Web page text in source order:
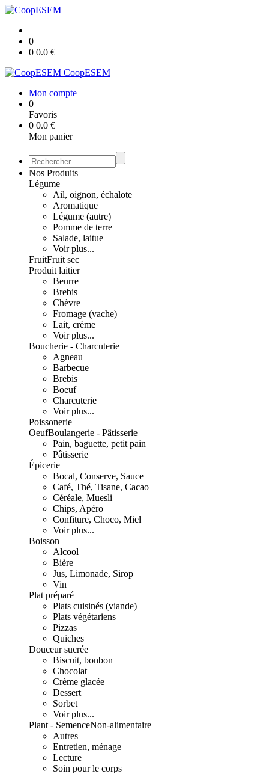
0
0 0.0 €
CoopESEM
Mon compte
0
Favoris
0 0.0 €
Mon panier
Nos Produits
Légume
Ail, oignon, échalote
Aromatique
Légume (autre)
Pomme de terre
Salade, laitue
Voir plus...
FruitFruit sec
Produit laitier
Beurre
Brebis
Chèvre
Fromage (vache)
Lait, crème
Voir plus...
Boucherie - Charcuterie
Agneau
Barbecue
Brebis
Boeuf
Charcuterie
Voir plus...
Poissonerie
OeufBoulangerie - Pâtisserie
Pain, baguette, petit pain
Pâtisserie
Épicerie
Bocal, Conserve, Sauce
Café, Thé, Tisane, Cacao
Céréale, Muesli
Chips, Apéro
Confiture, Choco, Miel
Voir plus...
Boisson
Alcool
Bière
Jus, Limonade, Sirop
Vin
Plat préparé
Plats cuisinés (viande)
Plats végétariens
Pizzas
Quiches
Douceur sucrée
Biscuit, bonbon
Chocolat
Crème glacée
Dessert
Sorbet
Voir plus...
Plant - SemenceNon-alimentaire
Autres
Entretien, ménage
Lecture
Soin pour le corps